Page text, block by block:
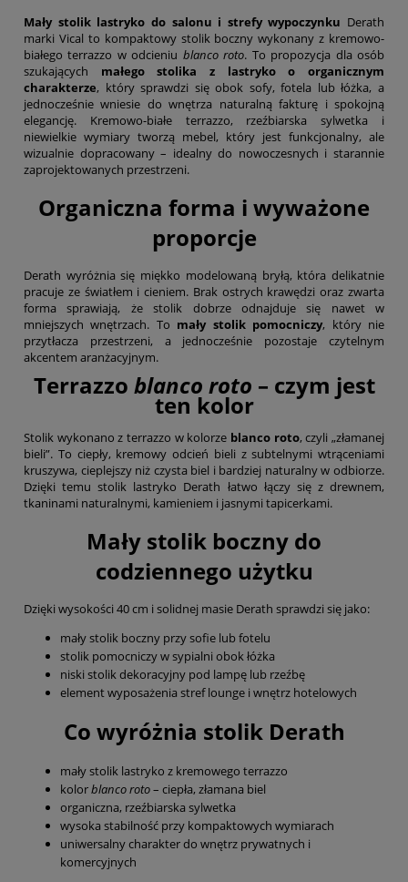
Mały stolik lastryko do salonu i strefy wypoczynku Derath
marki Vical to kompaktowy stolik boczny wykonany z kremowo-
białego terrazzo w odcieniu blanco roto. To propozycja dla osób
szukających małego stolika z lastryko o organicznym
charakterze, który sprawdzi się obok sofy, fotela lub łóżka, a
jednocześnie wniesie do wnętrza naturalną fakturę i spokojną
elegancję. Kremowo-białe terrazzo, rzeźbiarska sylwetka i
niewielkie wymiary tworzą mebel, który jest funkcjonalny, ale
wizualnie dopracowany – idealny do nowoczesnych i starannie
zaprojektowanych przestrzeni.
Organiczna forma i wyważone
proporcje
Derath wyróżnia się miękko modelowaną bryłą, która delikatnie
pracuje ze światłem i cieniem. Brak ostrych krawędzi oraz zwarta
forma sprawiają, że stolik dobrze odnajduje się nawet w
mniejszych wnętrzach. To mały stolik pomocniczy, który nie
przytłacza przestrzeni, a jednocześnie pozostaje czytelnym
akcentem aranżacyjnym.
Terrazzo blanco roto – czym jest
ten kolor
Stolik wykonano z terrazzo w kolorze blanco roto, czyli „złamanej
bieli”. To ciepły, kremowy odcień bieli z subtelnymi wtrąceniami
kruszywa, cieplejszy niż czysta biel i bardziej naturalny w odbiorze.
Dzięki temu stolik lastryko Derath łatwo łączy się z drewnem,
tkaninami naturalnymi, kamieniem i jasnymi tapicerkami.
Mały stolik boczny do
codziennego użytku
Dzięki wysokości 40 cm i solidnej masie Derath sprawdzi się jako:
mały stolik boczny przy sofie lub fotelu
stolik pomocniczy w sypialni obok łóżka
niski stolik dekoracyjny pod lampę lub rzeźbę
element wyposażenia stref lounge i wnętrz hotelowych
Co wyróżnia stolik Derath
mały stolik lastryko z kremowego terrazzo
kolorblanco roto– ciepła, złamana biel
organiczna, rzeźbiarska sylwetka
wysoka stabilność przy kompaktowych wymiarach
uniwersalny charakter do wnętrz prywatnych i
komercyjnych